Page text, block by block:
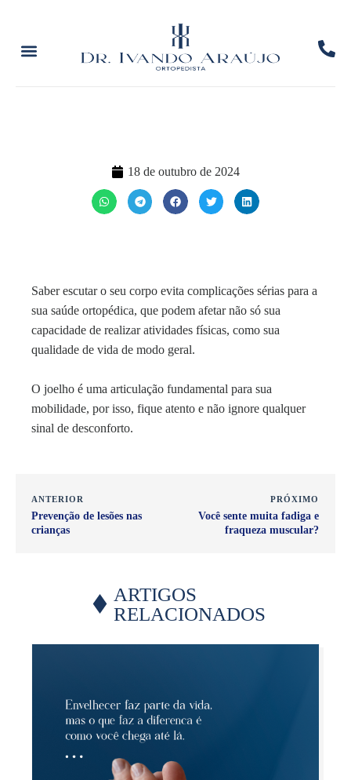
18 de outubro de 2024
Saber escutar o seu corpo evita complicações sérias para a
sua saúde ortopédica, que podem afetar não só sua
capacidade de realizar atividades físicas, como sua
qualidade de vida de modo geral.
O joelho é uma articulação fundamental para sua
mobilidade, por isso, fique atento e não ignore qualquer
sinal de desconforto.
ANTERIOR
Prevenção de lesões nas
crianças
PRÓXIMO
Você sente muita fadiga e
fraqueza muscular?
ARTIGOS
RELACIONADOS